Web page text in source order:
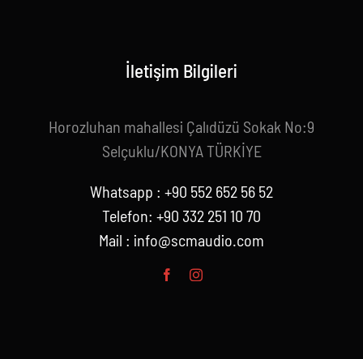
İletişim Bilgileri
Horozluhan mahallesi Çalıdüzü Sokak No:9
Selçuklu/KONYA TÜRKİYE
Whatsapp : +90 552 652 56 52
Telefon: +90 332 251 10 70
Mail : info@scmaudio.com